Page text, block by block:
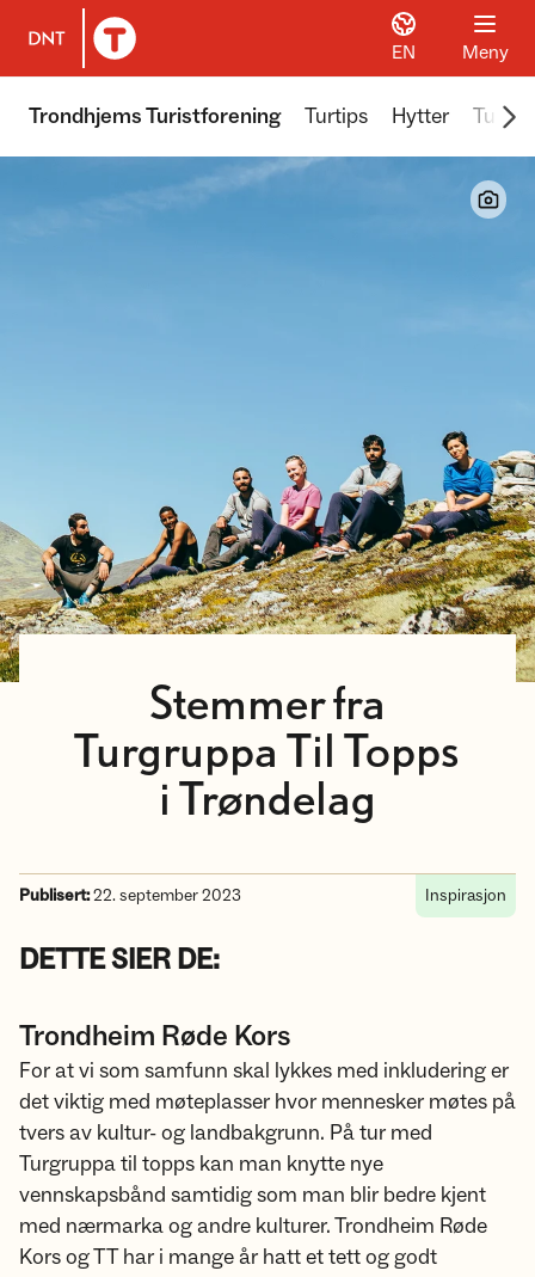
Til DNT.no forside
EN Meny
Trondhjems Turistforening Turtips Hytter Turer
Stemmer fra
Turgruppa Til Topps
i Trøndelag
Publisert:22. september 2023 Inspirasjon
DETTE SIERDE:
Trondheim Røde Kors
For at vi som samfunn skal lykkes med inkludering er
det viktig med møteplasser hvor mennesker møtes på
tvers av kultur- og landbakgrunn. På tur med
Turgruppa til topps kan man knytte nye
vennskapsbånd samtidig som man blir bedre kjent
med nærmarka og andre kulturer. Trondheim Røde
Kors og TT har i mange år hatt et tett og godt